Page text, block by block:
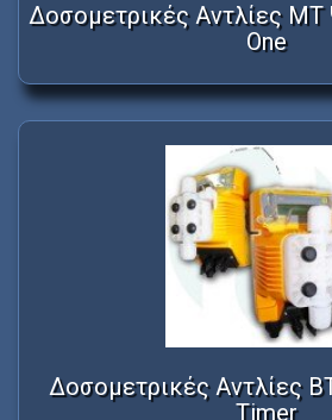
Δοσομετρικές Αντλίες
One
Δοσομετρικές Αντλίες
Timer